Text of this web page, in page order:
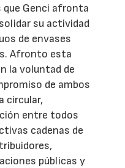
Genci afronta
su actividad
de envases
Afronto esta
la voluntad de
de ambos
circular,
entre todos
cadenas de
públicas y